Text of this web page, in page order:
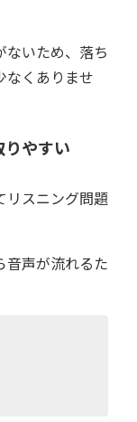
ないため、落ち
なくありませ
やすい
リスニング問題
音声が流れるた